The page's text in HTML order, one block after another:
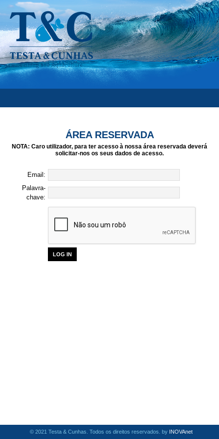
ÁREA RESERVADA
NOTA: Caro utilizador, para ter acesso à nossa área reservada deverá
solicitar-nos os seus dados de acesso.
Email:
Palavra-
chave:
© 2021 Testa & Cunhas. Todos os direitos reservados. by INOVAnet